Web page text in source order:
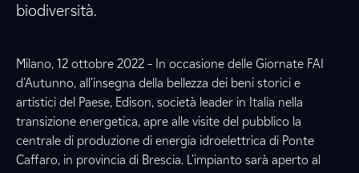
biodiversità.
Milano, 12 ottobre 2022 – In occasione delle Giornate FAI
d’Autunno, all’insegna della bellezza dei beni storici e
artistici del Paese, Edison, società leader in Italia nella
transizione energetica, apre alle visite del pubblico la
centrale di produzione di energia idroelettrica di Ponte
Caffaro, in provincia di Brescia. L’impianto sarà aperto al